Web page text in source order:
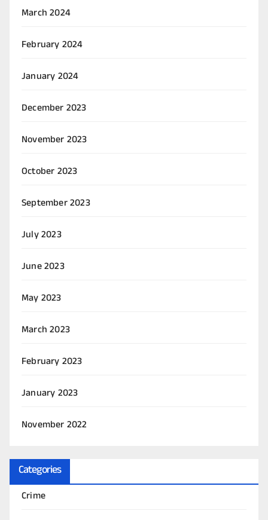
March 2024
February 2024
January 2024
December 2023
November 2023
October 2023
September 2023
July 2023
June 2023
May 2023
March 2023
February 2023
January 2023
November 2022
Categories
Crime